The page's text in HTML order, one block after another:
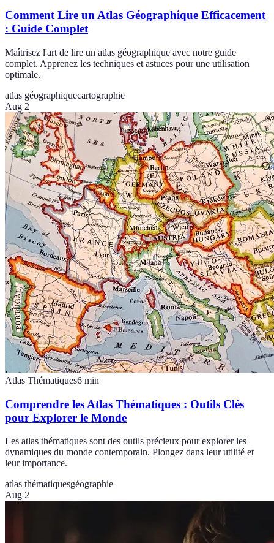
Comment Lire un Atlas Géographique Efficacement
: Guide Complet
Maîtrisez l'art de lire un atlas géographique avec notre guide
complet. Apprenez les techniques et astuces pour une utilisation
optimale.
atlas géographiquecartographie
Aug 2
Atlas Thématiques6 min
Comprendre les Atlas Thématiques : Outils Clés
pour Explorer le Monde
Les atlas thématiques sont des outils précieux pour explorer les
dynamiques du monde contemporain. Plongez dans leur utilité et
leur importance.
atlas thématiquesgéographie
Aug 2